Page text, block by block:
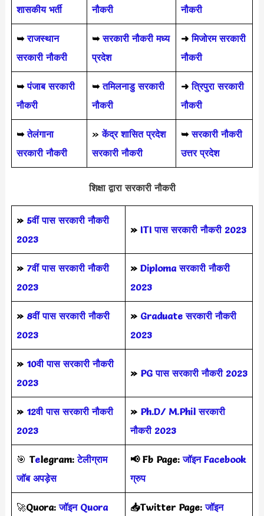
शासकीय भर्ती नौकरी नौकरी
➥ राजस्थान
सरकारी नौकरी
➥सरकारी नौकरी मध्य
प्रदेश
➜मिजोरम सरकारी
नौकरी
➥ पंजाब सरकारी
नौकरी
➥ तमिलनाडु सरकारी
नौकरी
➜ त्रिपुरा सरकारी
नौकरी
➥तेलंगाना
सरकारी नौकरी
»केंद्र शासित प्रदेश
सरकारी नौकरी
➥ सरकारी नौकरी
उत्तर प्रदेश
शिक्षा द्वारा सरकारी नौकरी
» 5वीं पास सरकारी नौकरी
2023
» ITI पास सरकारी नौकरी 2023
» 7वीं पास सरकारी नौकरी
2023
» Diploma सरकारी नौकरी
2023
» 8वीं पास सरकारी नौकरी
2023
» Graduate सरकारी नौकरी
2023
» 10वी पास सरकारी नौकरी
2023
» PG पास सरकारी नौकरी 2023
» 12वी पास सरकारी नौकरी
2023
» Ph.D/ M.Phil सरकारी
नौकरी 2023
🎯 Telegram: टेलीग्राम
जॉब अपड़ेस
📢 Fb Page:जॉइन Facebook
ग्रुप
🚀Quora:जॉइन Quora
📥Twitter Page:जॉइन